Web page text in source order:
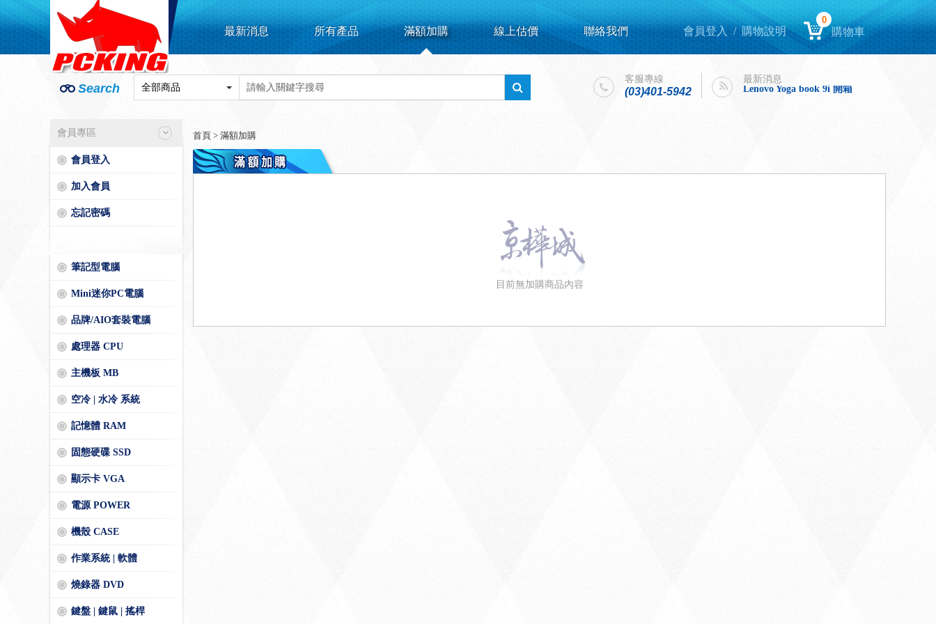
最新消息 所有產品 滿額加購 線上估價 聯絡我們 會員登入 /購物說明
0
購物車
Search
客服專線
(03)401-5942
最新消息
Lenovo Yoga book 9i 開箱
Lenovo Yoga book 9i 開箱
會員專區
會員登入
加入會員
忘記密碼
筆記型電腦
Mini迷你PC電腦
品牌/AIO套裝電腦
處理器 CPU
主機板 MB
空冷 | 水冷 系統
記憶體 RAM
固態硬碟 SSD
顯示卡 VGA
電源 POWER
機殼 CASE
作業系統 | 軟體
燒錄器 DVD
鍵盤 | 鍵鼠 | 搖桿
首頁 > 滿額加購
目前無加購商品內容